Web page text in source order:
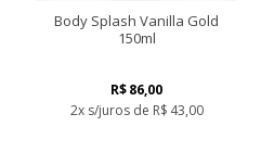
Body Splash Vanilla Gold
150ml
R$86,00
2x s/juros de R$ 43,00